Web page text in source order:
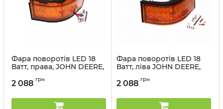
Фара поворотів LED 18
Ватт, права, JOHN DEERE,
Cametet
2 088 грн
Фара поворотів LED 18
Ватт, ліва JOHN DEERE,
Cametet
2 088 грн